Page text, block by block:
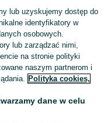
,zabawki ogrodowe,zabawki
Zobacz
lub uzyskujemy dostęp do
identyfikatory w
osobowych.
lub zarządzać nimi,
na stronie polityki
naszym partnerom i
Polityka cookies,
dane w celu